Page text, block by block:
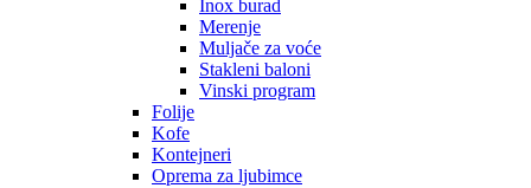
Inox burad
Merenje
Muljače za voće
Stakleni baloni
Vinski program
Folije
Kofe
Kontejneri
Oprema za ljubimce